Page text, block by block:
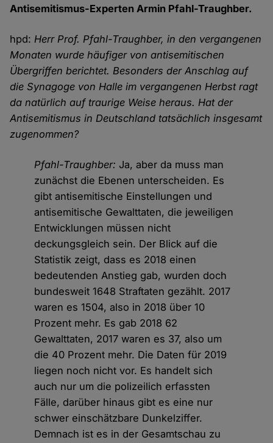
Antisemitismus-Experten Armin Pfahl-Traughber.
hpd: Herr Prof. Pfahl-Traughber, in den vergangenen
Monaten wurde häufiger von antisemitischen
Übergriffen berichtet. Besonders der Anschlag auf
die Synagoge von Halle im vergangenen Herbst ragt
da natürlich auf traurige Weise heraus. Hat der
Antisemitismus in Deutschland tatsächlich insgesamt
zugenommen?
Pfahl-Traughber:Ja, aber da muss man
zunächst die Ebenen unterscheiden. Es
gibt antisemitische Einstellungen und
antisemitische Gewalttaten, die jeweiligen
Entwicklungen müssen nicht
deckungsgleich sein. Der Blick auf die
Statistik zeigt, dass es 2018 einen
bedeutenden Anstieg gab, wurden doch
bundesweit 1648 Straftaten gezählt. 2017
waren es 1504, also in 2018 über 10
Prozent mehr. Es gab 2018 62
Gewalttaten, 2017 waren es 37, also um
die 40 Prozent mehr. Die Daten für 2019
liegen noch nicht vor. Es handelt sich
auch nur um die polizeilich erfassten
Fälle, darüber hinaus gibt es eine nur
schwer einschätzbare Dunkelziffer.
Demnach ist es in der Gesamtschau zu